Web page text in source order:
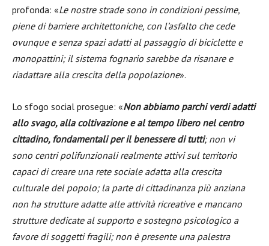
profonda: «Le nostre strade sono in condizioni pessime,
piene di barriere architettoniche, con l’asfalto che cede
ovunque e senza spazi adatti al passaggio di biciclette e
monopattini; il sistema fognario sarebbe da risanare e
riadattare alla crescita della popolazione».
Lo sfogo social prosegue: «Non abbiamo parchi verdi adatti
allo svago, alla coltivazione e al tempo libero nel centro
cittadino, fondamentali per il benessere di tutti; non vi
sono centri polifunzionali realmente attivi sul territorio
capaci di creare una rete sociale adatta alla crescita
culturale del popolo; la parte di cittadinanza più anziana
non ha strutture adatte alle attività ricreative e mancano
strutture dedicate al supporto e sostegno psicologico a
favore di soggetti fragili; non è presente una palestra